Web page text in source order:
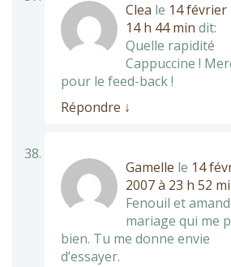
Clea le 14 février
14 h 44 min dit:
Quelle rapidité
Cappuccine !
pour le feed-back !
Répondre ↓
Gamelle le 14
2007 à 23 h 52
Fenouil et
mariage qui me
bien. Tu me donne envie
d’essayer.